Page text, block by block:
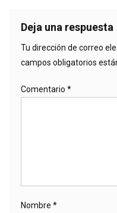
Deja una respuesta
Tu dirección de correo
campos obligatorios
Comentario *
Nombre *